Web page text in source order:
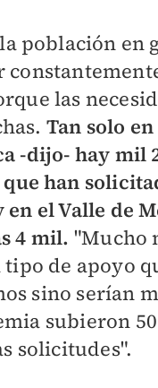
población en
las
Tan solo
-dijo- hay mil
han
en el Valle de
4 mil. "Mucho
tipo de apoyo
sino serían
subieron
solicitudes".